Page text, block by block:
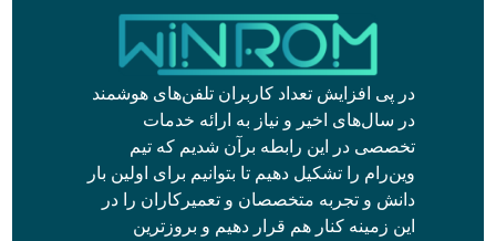
در پی افزایش تعداد کاربران تلفن‌های هوشمند
در سال‌های اخیر و نیاز به ارائه خدمات
تخصصی در این رابطه برآن شدیم که تیم
وین‌رام را تشکیل دهیم تا بتوانیم برای اولین بار
دانش و تجربه متخصصان و تعمیرکاران را در
این زمینه کنار هم قرار دهیم و بروزترین